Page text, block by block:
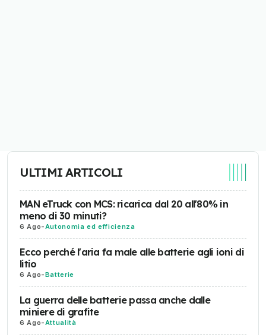
ULTIMI ARTICOLI
MAN eTruck con MCS: ricarica dal 20 all'80% in
meno di 30 minuti?
6 Ago-Autonomia ed efficienza
Ecco perché l'aria fa male alle batterie agli ioni di
litio
6 Ago-Batterie
La guerra delle batterie passa anche dalle
miniere di grafite
6 Ago-Attualità